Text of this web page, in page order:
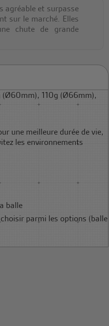
agréable et surpasse
sur le marché. Elles
chute de grande
110g (Ø66mm),
une meilleure durée de vie,
les environnements
balle
parmi les options (balle